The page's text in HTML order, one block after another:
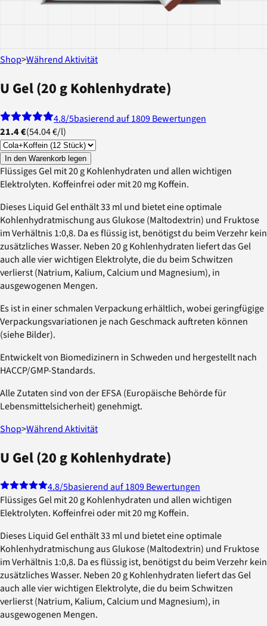
Shop>Während Aktivität
U Gel (20 g Kohlenhydrate)
4.8/5basierend auf 1809 Bewertungen
21.4 €(54.04 €/l)
In den Warenkorb legen
Flüssiges Gel mit 20 g Kohlenhydraten und allen wichtigen
Elektrolyten. Koffeinfrei oder mit 20 mg Koffein.
Dieses Liquid Gel enthält 33 ml und bietet eine optimale
Kohlenhydratmischung aus Glukose (Maltodextrin) und Fruktose
im Verhältnis 1:0,8. Da es flüssig ist, benötigst du beim Verzehr kein
zusätzliches Wasser. Neben 20 g Kohlenhydraten liefert das Gel
auch alle vier wichtigen Elektrolyte, die du beim Schwitzen
verlierst (Natrium, Kalium, Calcium und Magnesium), in
ausgewogenen Mengen.
Es ist in einer schmalen Verpackung erhältlich, wobei geringfügige
Verpackungsvariationen je nach Geschmack auftreten können
(siehe Bilder).
Entwickelt von Biomedizinern in Schweden und hergestellt nach
HACCP/GMP-Standards.
Alle Zutaten sind von der EFSA (Europäische Behörde für
Lebensmittelsicherheit) genehmigt.
Shop>Während Aktivität
U Gel (20 g Kohlenhydrate)
4.8/5basierend auf 1809 Bewertungen
Flüssiges Gel mit 20 g Kohlenhydraten und allen wichtigen
Elektrolyten. Koffeinfrei oder mit 20 mg Koffein.
Dieses Liquid Gel enthält 33 ml und bietet eine optimale
Kohlenhydratmischung aus Glukose (Maltodextrin) und Fruktose
im Verhältnis 1:0,8. Da es flüssig ist, benötigst du beim Verzehr kein
zusätzliches Wasser. Neben 20 g Kohlenhydraten liefert das Gel
auch alle vier wichtigen Elektrolyte, die du beim Schwitzen
verlierst (Natrium, Kalium, Calcium und Magnesium), in
ausgewogenen Mengen.